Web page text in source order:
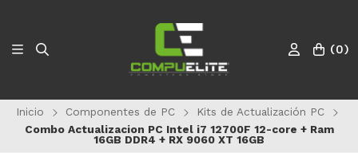
(0)
Inicio Componentes de PC
Kits de Actualización PC
Combo Actualizacion PC Intel i7 12700F 12-core + Ram
16GB DDR4 + RX 9060 XT 16GB